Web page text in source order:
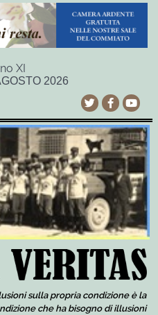
XI
2026
sulla propria condizione è la
che ha bisogno di illusioni